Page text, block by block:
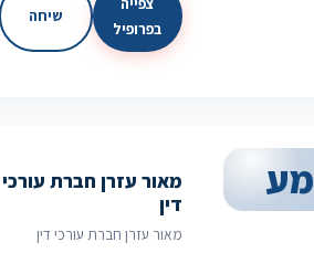
בפרופיל
שיחה
מע
מאור עזרן חברת עורכי
דין
מאור עזרן חברת עורכי דין